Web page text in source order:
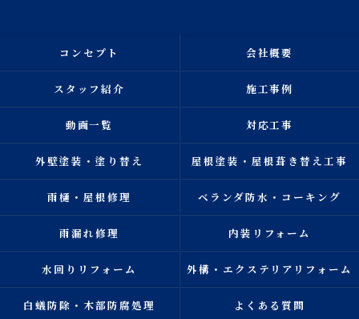
コンセプト 会社概要
スタッフ紹介 施工事例
動画一覧 対応工事
外壁塗装・塗り替え 屋根塗装・屋根葺き替え工事
雨樋・屋根修理 ベランダ防水・コーキング
雨漏れ修理 内装リフォーム
水回りリフォーム 外構・エクステリアリフォーム
白蟻防除・木部防腐処理 よくある質問